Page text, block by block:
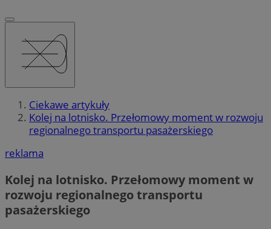
Ciekawe artykuły
Kolej na lotnisko. Przełomowy moment w rozwoju
regionalnego transportu pasażerskiego
reklama
Kolej na lotnisko. Przełomowy moment w
rozwoju regionalnego transportu
pasażerskiego